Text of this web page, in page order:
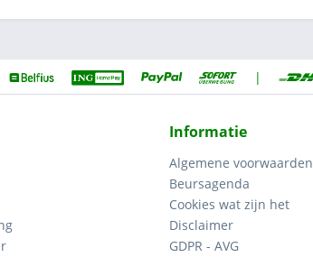
|
Informatie
Algemene voorwaarden
Beursagenda
Cookies wat zijn het
Disclaimer
GDPR - AVG